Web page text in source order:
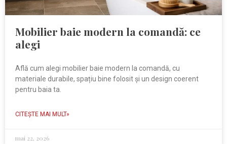
Mobilier baie modern la comandă: ce
alegi
Află cum alegi mobilier baie modern la comandă, cu
materiale durabile, spațiu bine folosit și un design coerent
pentru baia ta.
CITEŞTE MAI MULT»
mai 22, 2026